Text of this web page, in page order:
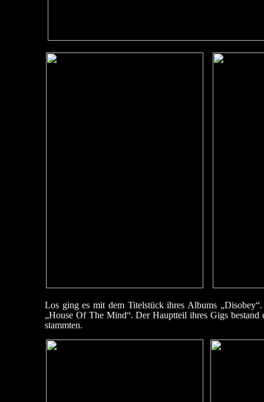
Los ging es mit dem Titelstück ihres Albums
„House Of The Mind“. Der Hauptteil ihres Gigs
stammten.